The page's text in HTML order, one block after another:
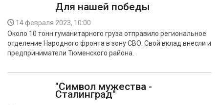
Для нашей победы
14 февраля 2023, 10:00
Около 10 тонн гуманитарного груза отправило региональное
отделение Народного фронта в зону СВО. Свой вклад внесли и
предприниматели Тюменского района.
"Символ мужества -
Сталинград"